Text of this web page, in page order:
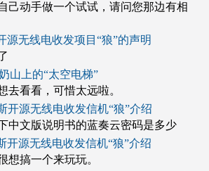
己动手做一个试试，请问您那边有相
源无线电收发项目“狼”的声明
山上的“太空电梯”
去看看，可惜太远啦。
开源无线电收发信机“狼”介绍
中文版说明书的蓝奏云密码是多少
开源无线电收发信机“狼”介绍
想搞一个来玩玩。